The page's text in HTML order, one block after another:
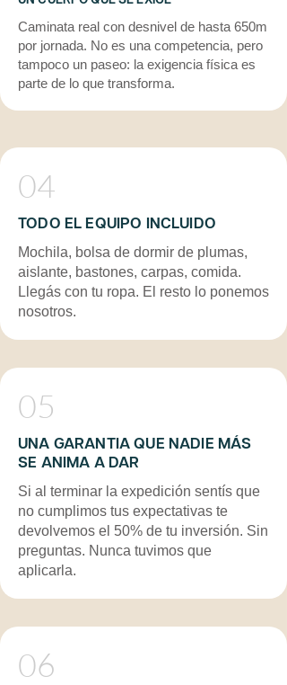
Caminata real con desnivel de hasta 650m
por jornada. No es una competencia, pero
tampoco un paseo: la exigencia física es
parte de lo que transforma.
04
TODO EL EQUIPO INCLUIDO
Mochila, bolsa de dormir de plumas,
aislante, bastones, carpas, comida.
Llegás con tu ropa. El resto lo ponemos
nosotros.
05
UNA GARANTIA QUE NADIE MÁS
SE ANIMA A DAR
Si al terminar la expedición sentís que
no cumplimos tus expectativas te
devolvemos el 50% de tu inversión. Sin
preguntas. Nunca tuvimos que
aplicarla.
06